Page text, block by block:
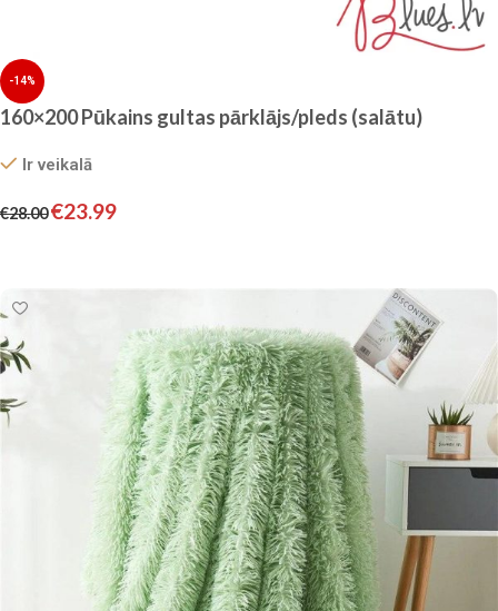
-14%
160×200 Pūkains gultas pārklājs/pleds (salātu)
Ir veikalā
€28.00€23.99